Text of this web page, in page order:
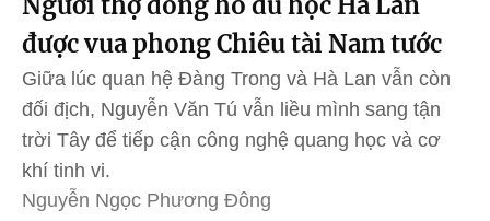
được vua phong Chiêu tài Nam tước
Giữa lúc quan hệ Đàng Trong và Hà Lan vẫn còn
đối địch, Nguyễn Văn Tú vẫn liều mình sang tận
trời Tây để tiếp cận công nghệ quang học và cơ
khí tinh vi.
Nguyễn Ngọc Phương Đông